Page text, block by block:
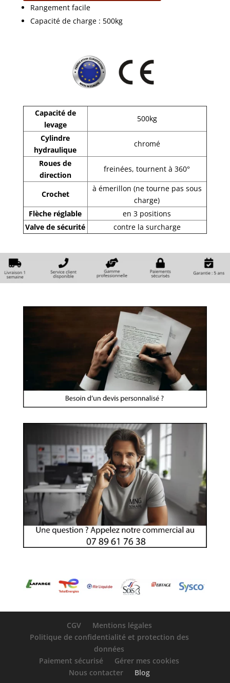
kg
quantity
Rangement facile
Capacité de charge : 500kg
Capacité de
levage
500kg
Cylindre
hydraulique
chromé
Roues de
direction
freinées, tournent à 360°
Crochet
à émerillon (ne tourne pas sous
charge)
Flèche réglable
en 3 positions
Valve de sécurité
contre la surcharge
CGV
Mentions légales
Politique de confidentialité et protection des
données
Paiement sécurisé
Gérer mes cookies
Nous contacter
Blog